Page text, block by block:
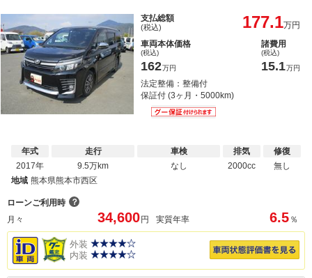
支払総額
(税込) 177.1万円
車両本体価格
(税込)
162万円
諸費用
(税込)
15.1万円
法定整備：整備付
保証付 (3ヶ月・5000km)
年式
2017年
走行
9.5万km
車検
なし
排気
2000cc
修復
無し
地域 熊本県熊本市西区
ローンご利用時 ？
月々
34,600円 実質年率 6.5 ％
外装
内装